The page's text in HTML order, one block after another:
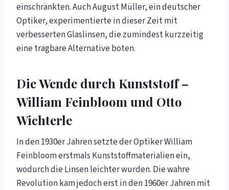
einschränkten. Auch August Müller, ein deutscher
Optiker, experimentierte in dieser Zeit mit
verbesserten Glaslinsen, die zumindest kurzzeitig
eine tragbare Alternative boten.
Die Wende durch Kunststoff –
William Feinbloom und Otto
Wichterle
In den 1930er Jahren setzte der Optiker William
Feinbloom erstmals Kunststoffmaterialien ein,
wodurch die Linsen leichter wurden. Die wahre
Revolution kam jedoch erst in den 1960er Jahren mit